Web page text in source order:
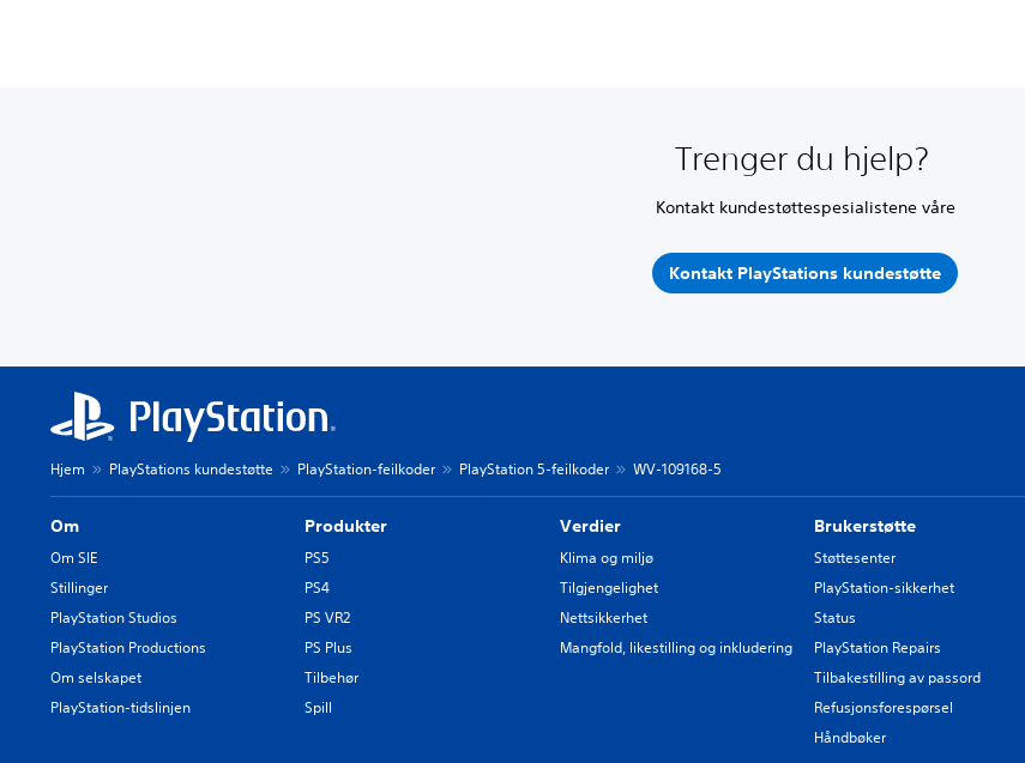
Trenger du hjelp?
Kontakt kundestøttespesialistene våre
Kontakt PlayStations kundestøtte
Hjem PlayStations kundestøtte PlayStation-feilkoder PlayStation 5-feilkoder WV-109168-5
Om
Om SIE
Stillinger
PlayStation Studios
PlayStation Productions
Om selskapet
PlayStation-tidslinjen
Produkter
PS5
PS4
PS VR2
PS Plus
Tilbehør
Spill
Verdier
Klima og miljø
Tilgjengelighet
Nettsikkerhet
Mangfold, likestilling og inkludering
Brukerstøtte
Støttesenter
PlayStation-sikkerhet
Status
PlayStation Repairs
Tilbakestilling av passord
Refusjonsforespørsel
Håndbøker